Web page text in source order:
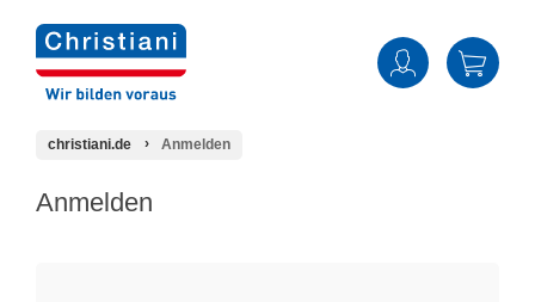
christiani.de Anmelden
Anmelden